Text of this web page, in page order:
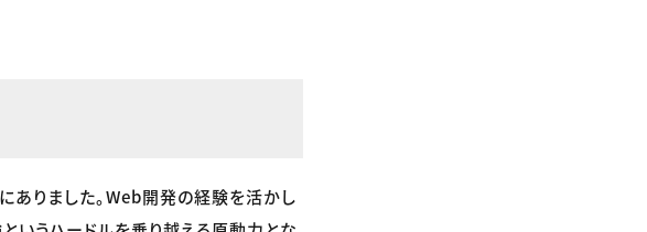
りました。Web開発の経験を活かし